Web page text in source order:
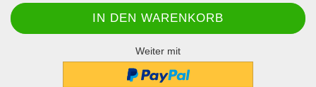
Weiter mit